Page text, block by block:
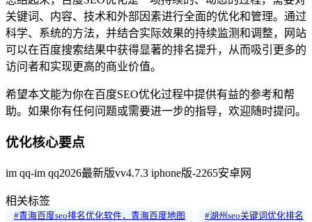
关键词、内容、技术和外部因素进行全面的优化和管理。通过
科学、系统的方法，并结合实际效果的持续监测和调整，网站
可以在百度搜索结果中获得显著的排名提升，从而吸引更多的
访问者和实现更高的商业价值。
希望本文能为你在百度SEO优化过程中提供有益的参考和帮
助。如果你有任何问题或需要进一步的指导，欢迎随时提问。
优化核心要点
im qq-im qq2026最新版vv4.7.3 iphone版-2265安卓网
相关标签
#青海百度seo排名优化软件，青海百度地图
#湖州seo关键词优化排名